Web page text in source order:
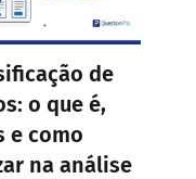
de
o que é,
e como
na análise